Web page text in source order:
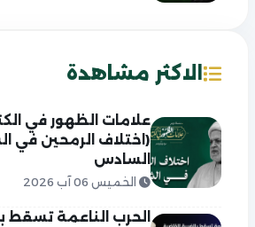
الاكثر مشاهدة
علامات الظهور في
(اختلاف الرمحين في
السادس
الخميس 06 آب 2026
الحرب الناعمة تسقط